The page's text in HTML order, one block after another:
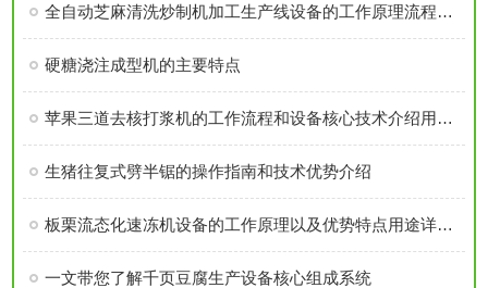
全自动芝麻清洗炒制机加工生产线设备的工作原理流程以及特点介绍
硬糖浇注成型机的主要特点
苹果三道去核打浆机的工作流程和设备核心技术介绍用途分析
生猪往复式劈半锯的操作指南和技术优势介绍
板栗流态化速冻机设备的工作原理以及优势特点用途详细介绍
一文带您了解千页豆腐生产设备核心组成系统